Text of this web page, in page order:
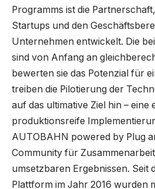
Programms ist die
Startups und den
Unternehmen entwickelt. Die
sind von Anfang an
bewerten sie das Potenzial für
treiben die Pilotierung der
auf das ultimative Ziel hin – eine
produktionsreife
AUTOBAHN powered by Plug
Community für
umsetzbaren Ergebnissen. Seit
Plattform im Jahr 2016 wurden